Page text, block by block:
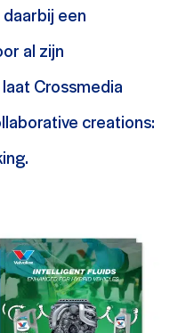
een
al zijn
Crossmedia
creations: